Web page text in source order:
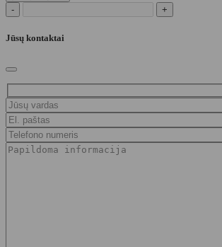
-
+
Jūsų kontaktai